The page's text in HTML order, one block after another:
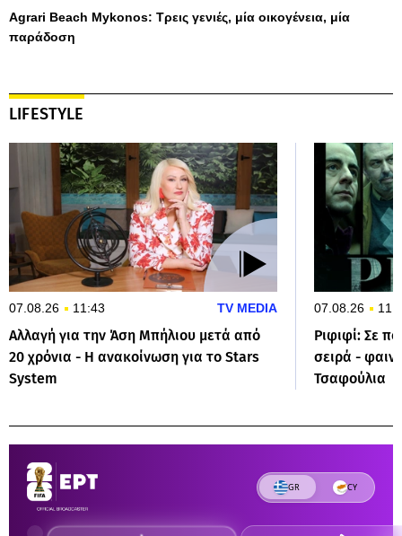
Agrari Beach Mykonos: Τρεις γενιές, μία οικογένεια, μία
παράδοση
LIFESTYLE
07.08.26 11:43 TV MEDIA
Αλλαγή για την Άση Μπήλιου μετά από
20 χρόνια - Η ανακοίνωση για το Stars
System
07.08.26
Ριφιφί: Σε
σειρά -
Τσαφούλια